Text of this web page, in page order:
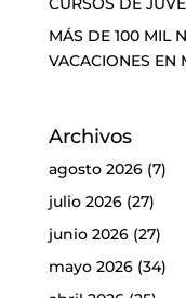
MÁS DE 100 MIL
VACACIONES EN
Archivos
agosto 2026(7)
julio 2026(27)
junio 2026(27)
mayo 2026(34)